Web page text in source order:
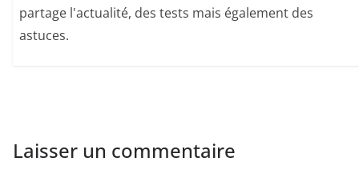
partage l'actualité, des tests mais également des
astuces.
Laisser un commentaire